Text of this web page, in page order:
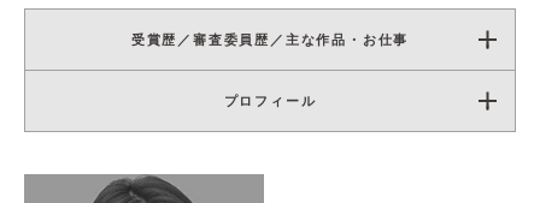
受賞歴／審査委員歴／主な作品・お仕事
プロフィール